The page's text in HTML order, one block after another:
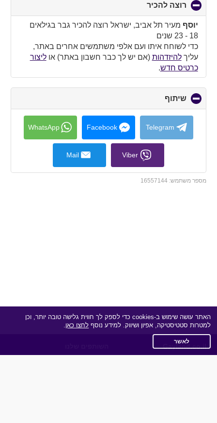
רוצה להכיר
to
collapse
יוסף מעיר תל אביב, ישראל רוצה להכיר גבר בגילאים
18 - 23 שנים
כדי לשוחח איתו ועם אלפי משתמשים אחרים באתר,
עליךלהיזדהות (אם יש לך כבר חשבון באתר) אוליצור
כרטיס חדש.
שיתוף
to
collapse
contents
Telegram
Facebook
WhatsApp
Viber
Mail
מספר משתמש:16557144
Gayland.co.il
האתר עושה שימוש ב-cookies כדי לספק לך חווית גלישה טובה יותר, וכן
למטרות סטטיסטיקה, אפיון ושיווק. למידע נוסף לחצו כאן.
לאשר